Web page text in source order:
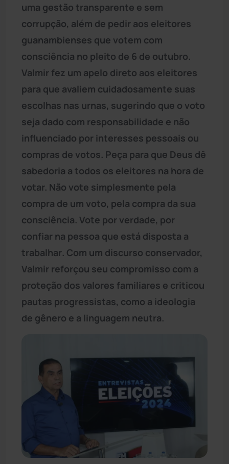
uma gestão transparente e sem
corrupção, além de pedir aos eleitores
guanambienses que votem com
consciência no pleito de 6 de outubro.
Valmir fez um apelo direto aos eleitores
para que avaliem cuidadosamente suas
escolhas nas urnas, sugerindo que o voto
seja dado com responsabilidade e não
influenciado por interesses pessoais ou
compras de votos. Peça para que Deus dê
sabedoria a todos os eleitores na hora de
votar. Não vote simplesmente pela
compra de um voto, pela compra da sua
consciência. Vote por verdade, por
confiar na pessoa que está disposta a
trabalhar. Com um discurso conservador,
Valmir reforçou seu compromisso com a
proteção dos valores familiares e criticou
pautas progressistas, como a ideologia
de gênero e a linguagem neutra.